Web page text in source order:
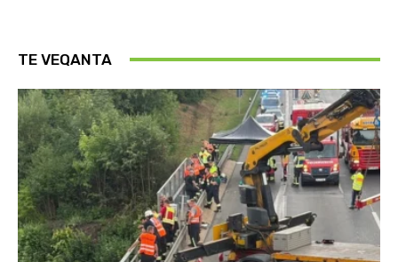
TE VEQANTA